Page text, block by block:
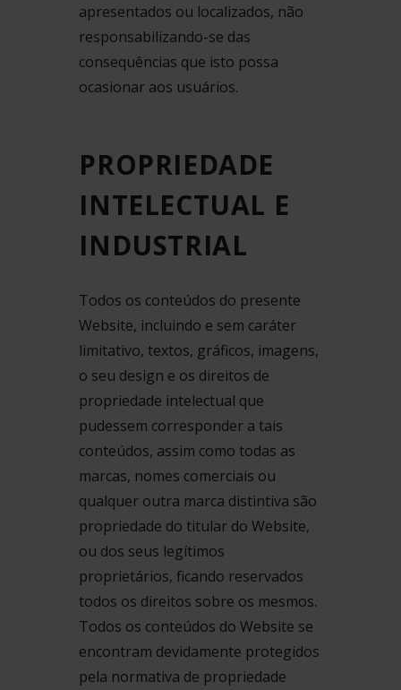
apresentados ou localizados, não
responsabilizando-se das
consequências que isto possa
ocasionar aos usuários.
PROPRIEDADE
INTELECTUAL E
INDUSTRIAL
Todos os conteúdos do presente
Website, incluindo e sem caráter
limitativo, textos, gráficos, imagens,
o seu design e os direitos de
propriedade intelectual que
pudessem corresponder a tais
conteúdos, assim como todas as
marcas, nomes comerciais ou
qualquer outra marca distintiva são
propriedade do titular do Website,
ou dos seus legítimos
proprietários, ficando reservados
todos os direitos sobre os mesmos.
Todos os conteúdos do Website se
encontram devidamente protegidos
pela normativa de propriedade